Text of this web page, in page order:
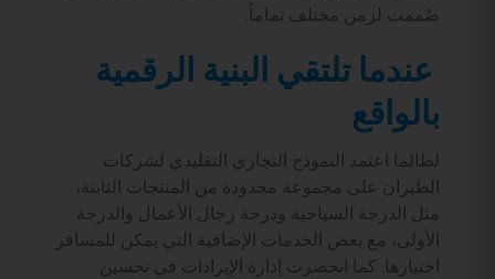
صُممت لزمن مختلف تماماً.
عندما تلتقي البنية الرقمية
بالواقع
لطالما اعتمد النموذج التجاري التقليدي لشركات
الطيران على مجموعة محدودة من المنتجات الثابتة،
مثل الدرجة السياحية ودرجة رجال الأعمال والدرجة
الأولى، مع بعض الخدمات الإضافية التي يمكن للمسافر
اختيارها. كما انحصرت إدارة الإيرادات في تحسين